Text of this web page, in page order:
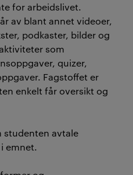
for arbeidslivet.
av blant annet videoer,
podkaster, bilder og
som
quizer,
Fagstoffet er
enkelt får oversikt og
studenten avtale
emnet.